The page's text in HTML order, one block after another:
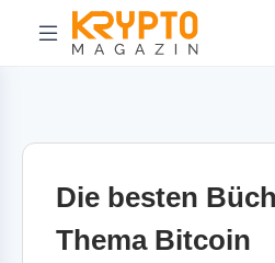
Die besten
Thema Bitcoin